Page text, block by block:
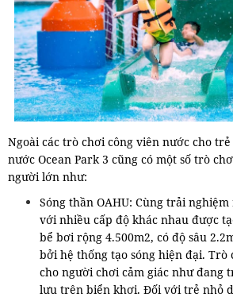
Ngoài các trò chơi công viên nước cho
nước Ocean Park 3 cũng có một số trò
người lớn như:
Sóng thần OAHU: Cùng trải
với nhiều cấp độ khác nhau được
bể bơi rộng 4.500m2, có độ sâu
bởi hệ thống tạo sóng hiện đại. Trò
cho người chơi cảm giác như đang
lưu trên biển khơi. Đối với trẻ nhỏ